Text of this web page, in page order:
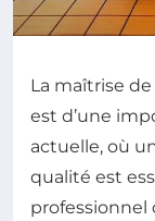
La maîtrise
est d’une
actuelle, où
qualité est
professionnel